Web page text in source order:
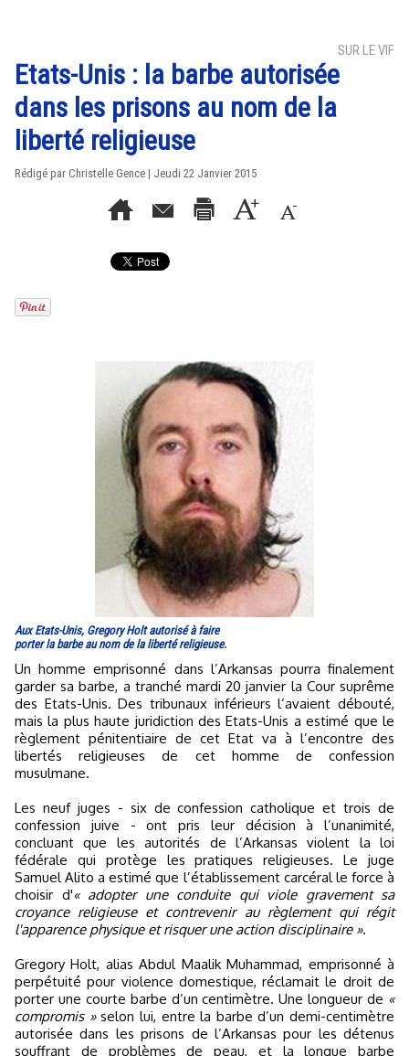
SUR LE VIF
Etats-Unis : la barbe autorisée
dans les prisons au nom de la
liberté religieuse
Rédigé par Christelle Gence | Jeudi 22 Janvier 2015
Aux Etats-Unis, Gregory Holt autorisé à faire
porter la barbe au nom de la liberté religieuse.
Un homme emprisonné dans l’Arkansas pourra finalement
garder sa barbe, a tranché mardi 20 janvier la Cour suprême
des Etats-Unis. Des tribunaux inférieurs l’avaient débouté,
mais la plus haute juridiction des Etats-Unis a estimé que le
règlement pénitentiaire de cet Etat va à l’encontre des
libertés religieuses de cet homme de confession
musulmane.
Les neuf juges - six de confession catholique et trois de
confession juive - ont pris leur décision à l’unanimité,
concluant que les autorités de l’Arkansas violent la loi
fédérale qui protège les pratiques religieuses. Le juge
Samuel Alito a estimé que l’établissement carcéral le force à
choisir d'« adopter une conduite qui viole gravement sa
croyance religieuse et contrevenir au règlement qui régit
l'apparence physique et risquer une action disciplinaire ».
Gregory Holt, alias Abdul Maalik Muhammad, emprisonné à
perpétuité pour violence domestique, réclamait le droit de
porter une courte barbe d’un centimètre. Une longueur de «
compromis »selon lui, entre la barbe d’un demi-centimètre
autorisée dans les prisons de l’Arkansas pour les détenus
souffrant de problèmes de peau, et la longue barbe